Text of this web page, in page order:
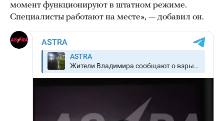
момент функционируют в штатном режиме.
Специалисты работают на месте», — добавил он.